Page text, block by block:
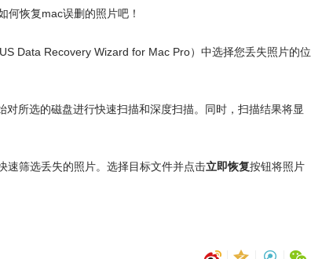
何恢复mac误删的照片吧！
Data Recovery Wizard for Mac Pro）中选择您丢失照片的位
对所选的磁盘进行快速扫描和深度扫描。同时，扫描结果将显
速筛选丢失的照片。选择目标文件并点击立即恢复按钮将照片